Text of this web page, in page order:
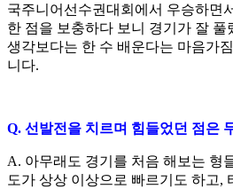
국주니어선수권대회에서 우승하면
한 점을 보충하다 보니 경기가 잘 풀
생각보다는 한 수 배운다는 마음가
니다.
Q. 선발전을 치르며 힘들었던 점은
A. 아무래도 경기를 처음 해보는 형
도가 상상 이상으로 빠르기도 하고,